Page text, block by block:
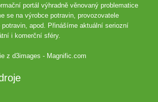
portál výhradně věnovaný problematice
se na výrobce potravin, provozovatele
potravin, apod. Přinášíme aktuální seriozní
i komerční sféry.
zd3images - Magnific.com